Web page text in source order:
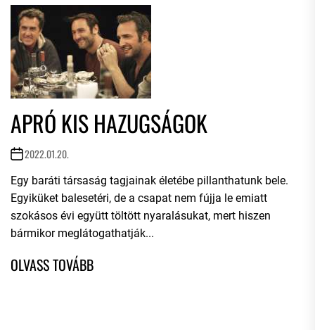
APRÓ KIS HAZUGSÁGOK
2022.01.20.
Egy baráti társaság tagjainak életébe pillanthatunk bele.
Egyiküket balesetéri, de a csapat nem fújja le emiatt
szokásos évi együtt töltött nyaralásukat, mert hiszen
bármikor meglátogathatják...